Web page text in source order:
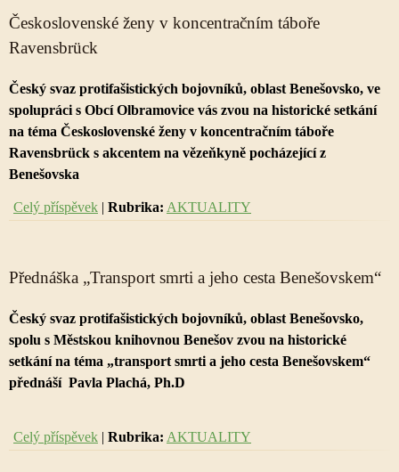
Československé ženy v koncentračním táboře
Ravensbrück
Český svaz protifašistických bojovníků, oblast Benešovsko, ve
spolupráci s Obcí Olbramovice vás zvou na historické setkání
na téma Československé ženy v koncentračním táboře
Ravensbrück s akcentem na vězeňkyně pocházející z
Benešovska
Celý příspěvek | Rubrika: AKTUALITY
Přednáška „Transport smrti a jeho cesta Benešovskem“
Český svaz protifašistických bojovníků, oblast Benešovsko,
spolu s Městskou knihovnou Benešov zvou na historické
setkání na téma „transport smrti a jeho cesta Benešovskem“
přednáší Pavla Plachá, Ph.D
Celý příspěvek | Rubrika: AKTUALITY